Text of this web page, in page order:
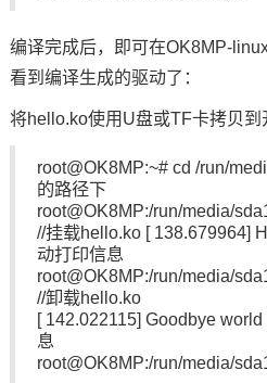
编译完成后，即可在OK8MP-
看到编译生成的驱动了：
将hello.ko使用U盘或TF卡拷贝到
root@OK8MP:~# cd /run/
的路径下
root@OK8MP:/run/media/
//挂载hello.ko [
动打印信息
root@OK8MP:/run/media/
//卸载hello.ko
[ 142.022115] Goodbye
息
root@OK8MP:/run/media/